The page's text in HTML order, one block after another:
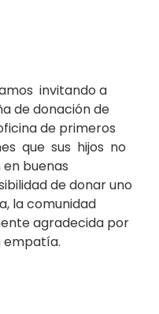
invitando a
de donación de
de primeros
que sus hijos no
buenas
de donar uno
la comunidad
agradecida por
empatía.